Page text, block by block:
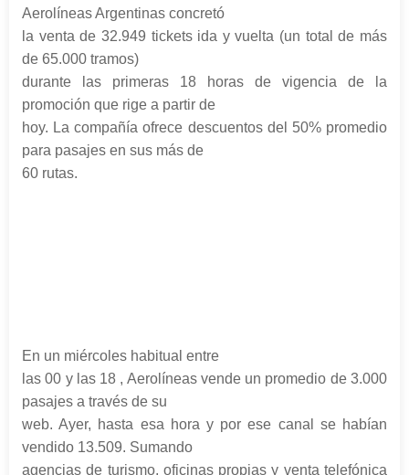
Aerolíneas Argentinas concretó
la venta de 32.949 tickets ida y vuelta (un total de más
de 65.000 tramos)
durante las primeras 18 horas de vigencia de la
promoción que rige a partir de
hoy. La compañía ofrece descuentos del 50% promedio
para pasajes en sus más de
60 rutas.
En un miércoles habitual entre
las 00 y las 18 , Aerolíneas vende un promedio de 3.000
pasajes a través de su
web. Ayer, hasta esa hora y por ese canal se habían
vendido 13.509. Sumando
agencias de turismo, oficinas propias y venta telefónica